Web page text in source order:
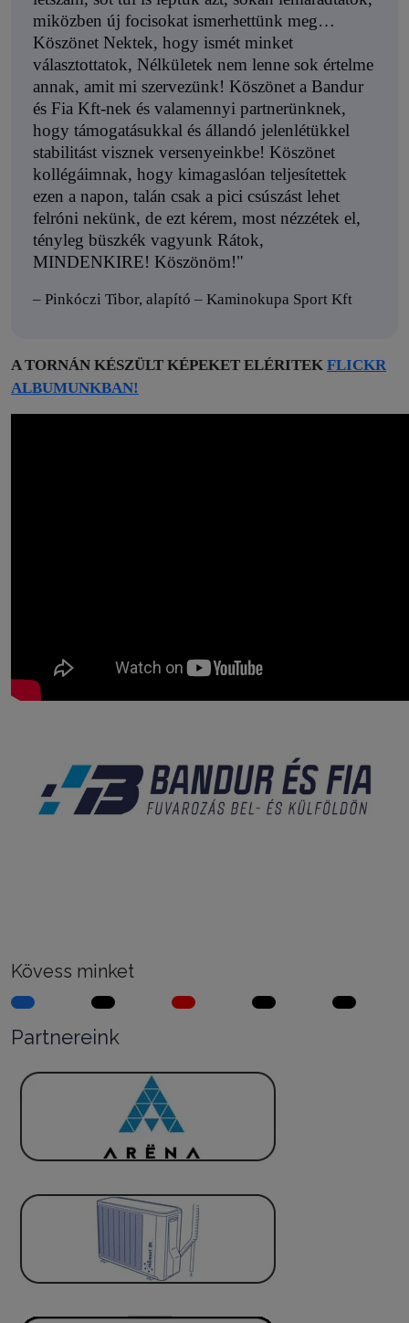
miközben új focisokat ismerhettünk meg…
Köszönet Nektek, hogy ismét minket
választottatok, Nélkületek nem lenne sok értelme
annak, amit mi szervezünk! Köszönet a Bandur
és Fia Kft-nek és valamennyi partnerünknek,
hogy támogatásukkal és állandó jelenlétükkel
stabilitást visznek versenyeinkbe! Köszönet
kollégáimnak, hogy kimagaslóan teljesítettek
ezen a napon, talán csak a pici csúszást lehet
felróni nekünk, de ezt kérem, most nézzétek el,
tényleg büszkék vagyunk Rátok,
MINDENKIRE! Köszönöm!"
– Pinkóczi Tibor, alapító – Kaminokupa Sport Kft
A TORNÁN KÉSZÜLT KÉPEKET ELÉRITEK FLICKR
ALBUMUNKBAN!
Kövess minket
Partnereink